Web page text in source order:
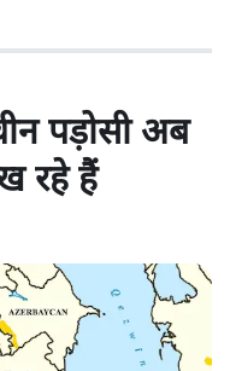
पड़ोसी अब
रहे हैं